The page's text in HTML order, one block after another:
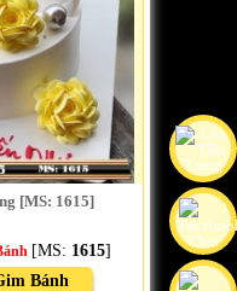
[MS: 1615]
[MS: 1615]
Bánh